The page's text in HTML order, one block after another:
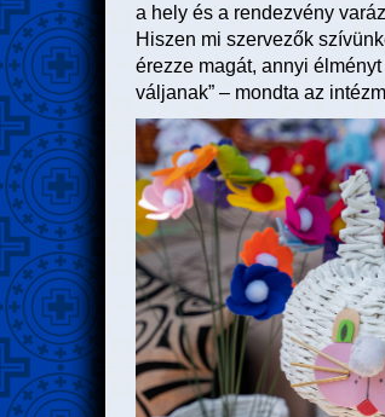
a hely és a rendezvény
Hiszen mi szervezők
érezze magát, annyi
váljanak” – mondta az